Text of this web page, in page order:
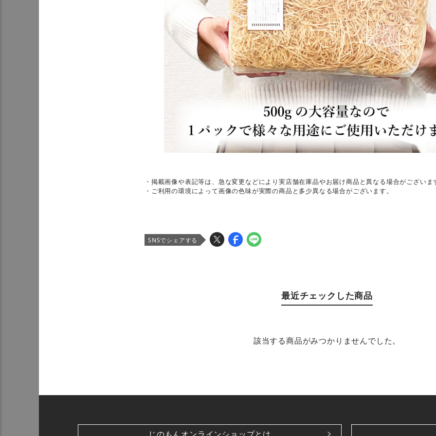
・掲載画像や表記等は、急な変更などにより実店舗在庫品やお届け商品と異なる場合がございま
・ご利用の環境によって画像の色味が実際の商品と多少異なる場合がございます。
SNSでシェアする
最近チェックした商品
該当する商品がみつかりませんでした。